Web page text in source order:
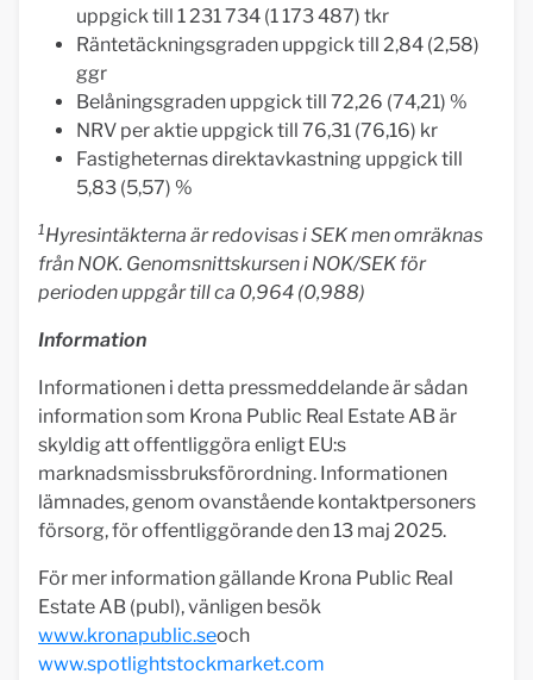
uppgick till 1 231 734 (1 173 487) tkr
Räntetäckningsgraden uppgick till 2,84 (2,58)
ggr
Belåningsgraden uppgick till 72,26 (74,21) %
NRV per aktie uppgick till 76,31 (76,16) kr
Fastigheternas direktavkastning uppgick till
5,83 (5,57) %
1Hyresintäkterna är redovisas i SEK men omräknas
från NOK. Genomsnittskursen i NOK/SEK för
perioden uppgår till ca 0,964 (0,988)
Information
Informationen i detta pressmeddelande är sådan
information som Krona Public Real Estate AB är
skyldig att offentliggöra enligt EU:s
marknadsmissbruksförordning. Informationen
lämnades, genom ovanstående kontaktpersoners
försorg, för offentliggörande den 13 maj 2025.
För mer information gällande Krona Public Real
Estate AB (publ), vänligen besök
www.kronapublic.seoch
www.spotlightstockmarket.com